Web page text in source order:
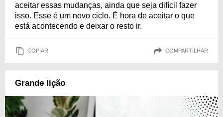
aceitar essas mudanças, ainda que seja difícil fazer
isso. Esse é um novo ciclo. É hora de aceitar o que
está acontecendo e deixar o resto ir.
COPIAR COMPARTILHAR
Grande lição